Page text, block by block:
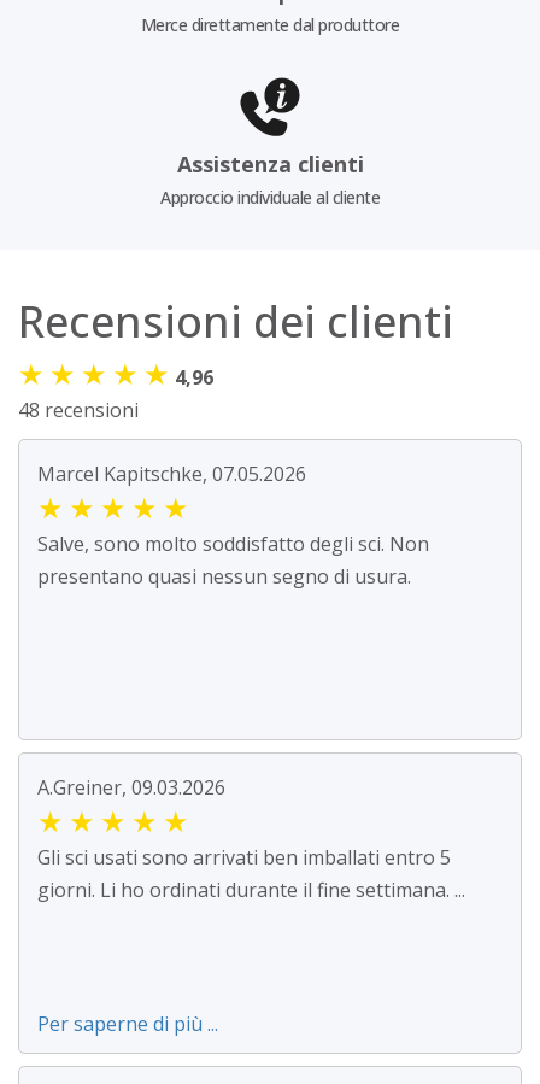
Merce direttamente dal produttore
Assistenza clienti
Approccio individuale al cliente
Recensioni dei clienti
★ ★ ★ ★ ★ 4,96
48 recensioni
Marcel Kapitschke, 07.05.2026
★ ★ ★ ★ ★
Salve, sono molto soddisfatto degli sci. Non
presentano quasi nessun segno di usura.
A.Greiner, 09.03.2026
★ ★ ★ ★ ★
Gli sci usati sono arrivati ben imballati entro 5
giorni. Li ho ordinati durante il fine settimana. ...
Per saperne di più ...